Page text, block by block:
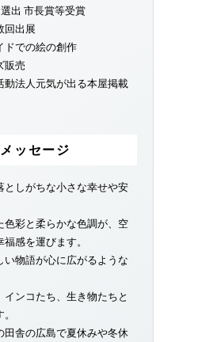
出 市長賞等受賞
回出展
ドでの絵の創作
販売
動法人元気が出る本屋掲載
メッセージ
としがちな小さな幸せや安
色彩と柔らかな色調が、空
感を運びます。
い物語が心に広がるような
インコたち、生き物たちと
田舎の広島で夏休みや冬休